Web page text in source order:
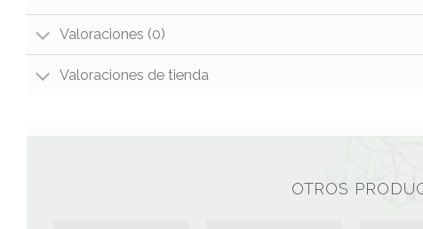
Valoraciones (0)
Valoraciones de tienda
OTROS